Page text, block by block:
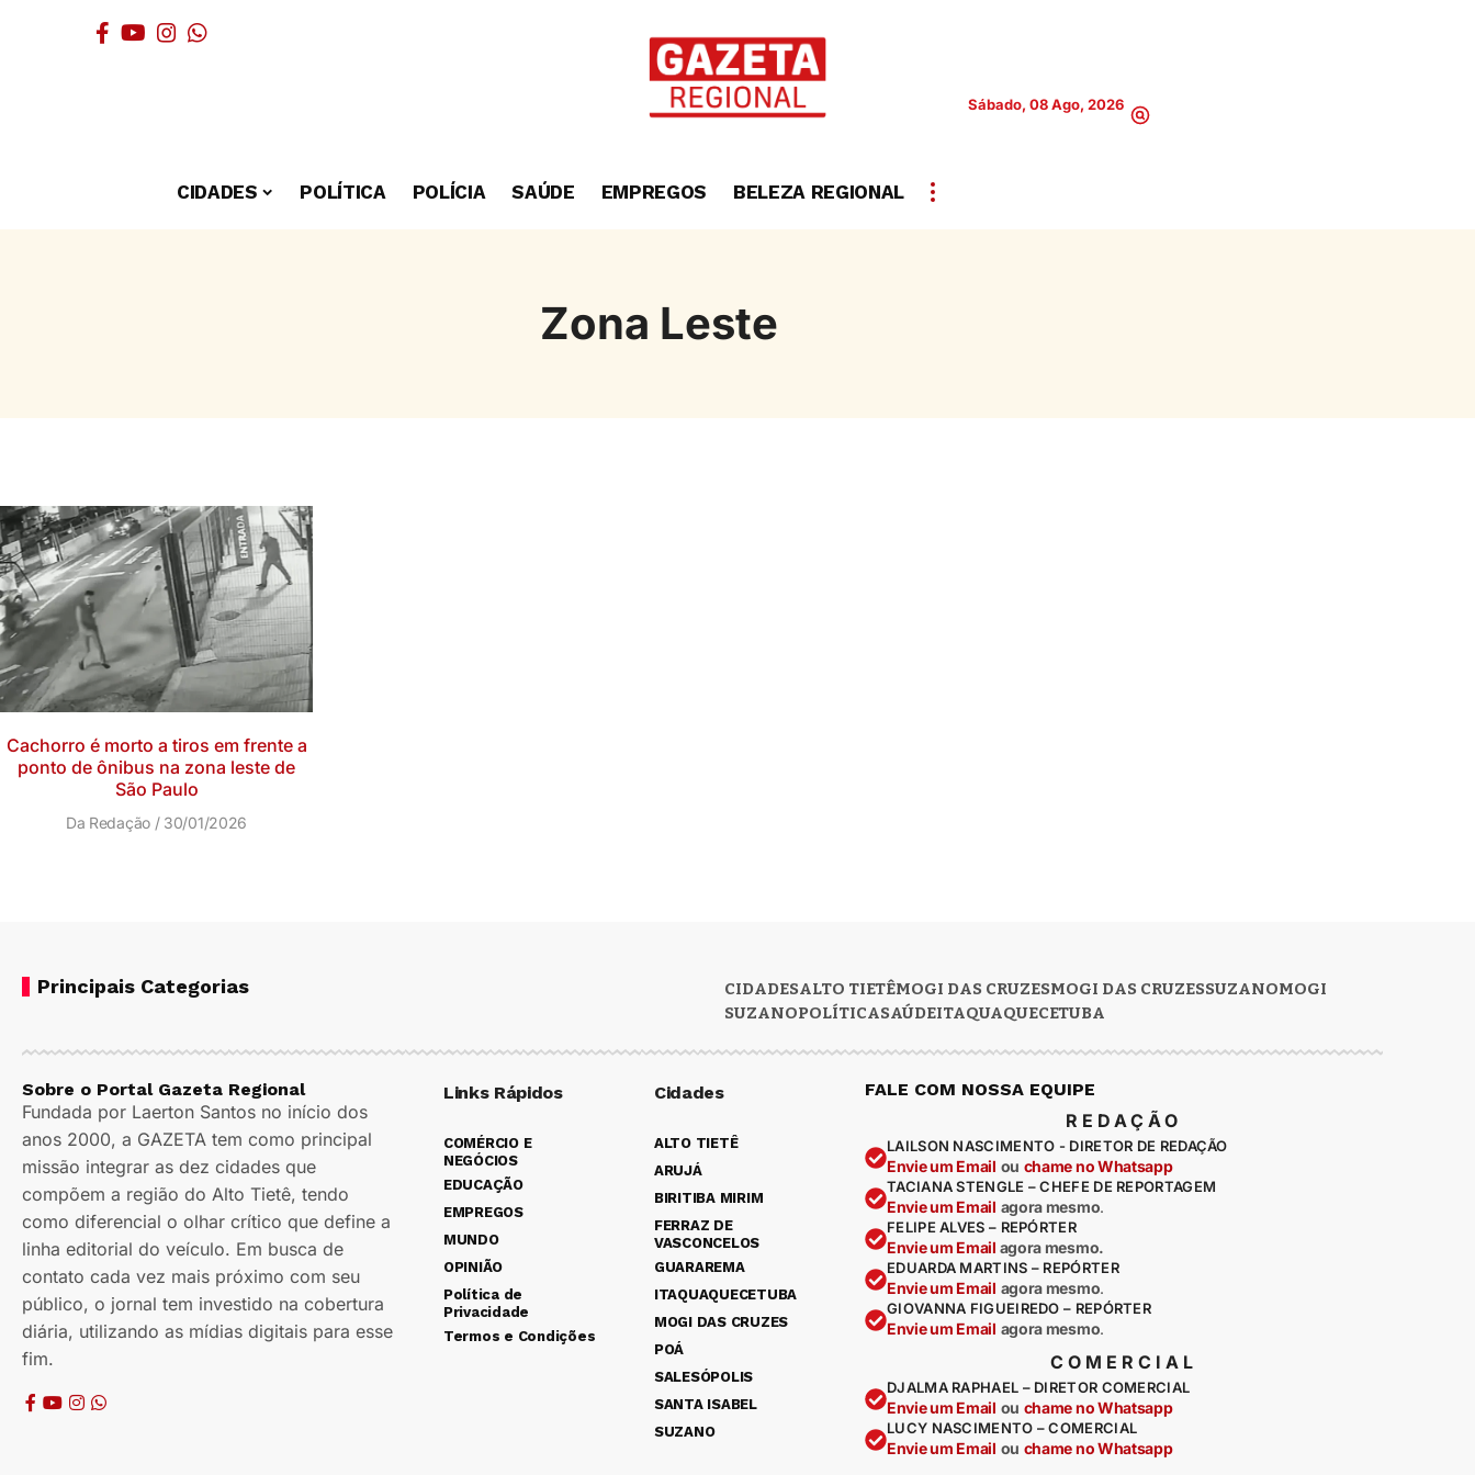
Sábado, 08 Ago, 2026
CIDADES POLÍTICA POLÍCIA SAÚDE EMPREGOS BELEZA REGIONAL
Zona Leste
Cachorro é morto a tiros em frente a
ponto de ônibus na zona leste de
São Paulo
Da Redação 30/01/2026
Principais Categorias CIDADESALTO TIETÊMOGI DAS CRUZESMOGI DAS CRUZESSUZANOMOGI
SUZANOPOLÍTICASAÚDEITAQUAQUECETUBA
Sobre o Portal Gazeta Regional
Fundada por Laerton Santos no início dos
anos 2000, a GAZETA tem como principal
missão integrar as dez cidades que
compõem a região do Alto Tietê, tendo
como diferencial o olhar crítico que define a
linha editorial do veículo. Em busca de
contato cada vez mais próximo com seu
público, o jornal tem investido na cobertura
diária, utilizando as mídias digitais para esse
fim.
Links Rápidos
COMÉRCIO E
NEGÓCIOS
EDUCAÇÃO
EMPREGOS
MUNDO
OPINIÃO
Política de
Privacidade
Termos e Condições
Cidades
ALTO TIETÊ
ARUJÁ
BIRITIBA MIRIM
FERRAZ DE
VASCONCELOS
GUARAREMA
ITAQUAQUECETUBA
MOGI DAS CRUZES
POÁ
SALESÓPOLIS
SANTA ISABEL
SUZANO
FALE COM NOSSA EQUIPE
REDAÇÃO
LAILSON NASCIMENTO - DIRETOR DE REDAÇÃO
Envie um Email ou chame no Whatsapp
TACIANA STENGLE – CHEFE DE REPORTAGEM
Envie um Email agora mesmo.
FELIPE ALVES – REPÓRTER
Envie um Email agora mesmo.
EDUARDA MARTINS – REPÓRTER
Envie um Email agora mesmo.
GIOVANNA FIGUEIREDO – REPÓRTER
Envie um Email agora mesmo.
COMERCIAL
DJALMA RAPHAEL – DIRETOR COMERCIAL
Envie um Email ou chame no Whatsapp
LUCY NASCIMENTO – COMERCIAL
Envie um Email ou chame no Whatsapp